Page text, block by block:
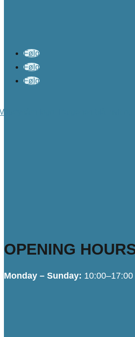
Følg
Følg
Følg
OPENING
Monday – Sunday: 10:00–17:00